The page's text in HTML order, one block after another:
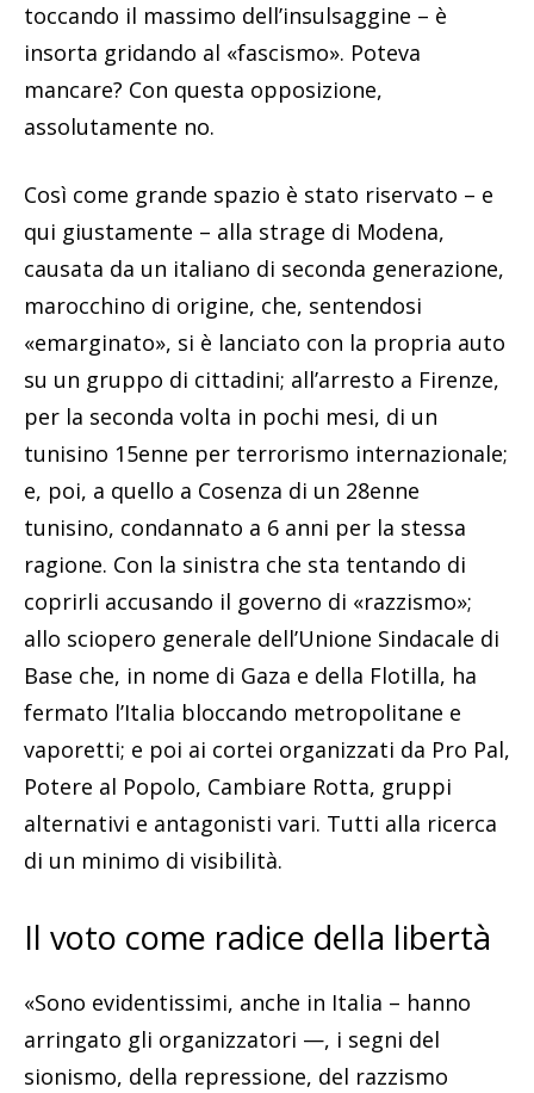
toccando il massimo dell’insulsaggine – è
insorta gridando al «fascismo». Poteva
mancare? Con questa opposizione,
assolutamente no.
Così come grande spazio è stato riservato – e
qui giustamente – alla strage di Modena,
causata da un italiano di seconda generazione,
marocchino di origine, che, sentendosi
«emarginato», si è lanciato con la propria auto
su un gruppo di cittadini; all’arresto a Firenze,
per la seconda volta in pochi mesi, di un
tunisino 15enne per terrorismo internazionale;
e, poi, a quello a Cosenza di un 28enne
tunisino, condannato a 6 anni per la stessa
ragione. Con la sinistra che sta tentando di
coprirli accusando il governo di «razzismo»;
allo sciopero generale dell’Unione Sindacale di
Base che, in nome di Gaza e della Flotilla, ha
fermato l’Italia bloccando metropolitane e
vaporetti; e poi ai cortei organizzati da Pro Pal,
Potere al Popolo, Cambiare Rotta, gruppi
alternativi e antagonisti vari. Tutti alla ricerca
di un minimo di visibilità.
Il voto come radice della libertà
«Sono evidentissimi, anche in Italia – hanno
arringato gli organizzatori —, i segni del
sionismo, della repressione, del razzismo